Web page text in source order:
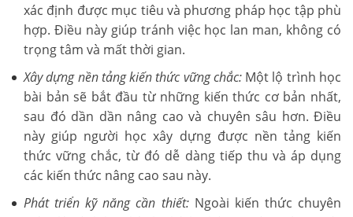
xác định được mục tiêu và phương pháp học tập phù
hợp. Điều này giúp tránh việc học lan man, không có
trọng tâm và mất thời gian.
Xây dựng nền tảng kiến thức vững chắc:Một lộ trình học
bài bản sẽ bắt đầu từ những kiến thức cơ bản nhất,
sau đó dần dần nâng cao và chuyên sâu hơn. Điều
này giúp người học xây dựng được nền tảng kiến
thức vững chắc, từ đó dễ dàng tiếp thu và áp dụng
các kiến thức nâng cao sau này.
Phát triển kỹ năng cần thiết:Ngoài kiến thức chuyên